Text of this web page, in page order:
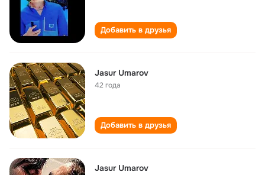
Добавить в друзья
Jasur Umarov
42 года
Добавить в друзья
Jasur Umarov